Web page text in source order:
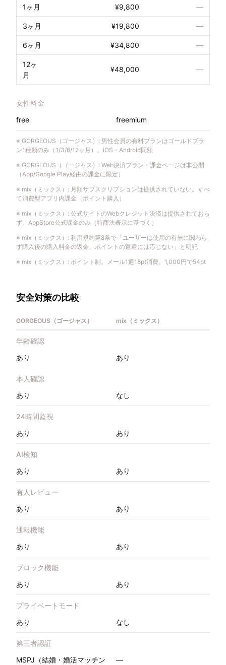
1ヶ月 ¥9,800 —
3ヶ月 ¥19,800 —
6ヶ月 ¥34,800 —
12ヶ
月
¥48,000 —
女性料金
free
freemium
※ GORGEOUS（ゴージャス） : 男性会員の有料プランはゴールドプラ
ン1種類のみ（1/3/6/12ヶ月）。iOS・Android同額
※ GORGEOUS（ゴージャス） : Web決済プラン・課金ページは非公開
（App/Google Play経由の課金に限定）
※ mix（ミックス） : 月額サブスクリプションは提供されていない。すべ
て消費型アプリ内課金（ポイント購入）
※ mix（ミックス） : 公式サイトのWebクレジット決済は提供されておら
ず、AppStore公式課金のみ（特商法表示に基づく）
※ mix（ミックス） : 利用規約第8条で「ユーザーは使用の有無に関わら
ず購入後の購入料金の返金、ポイントの返還には応じない」と明記
※ mix（ミックス） : ポイント制。メール1通18pt消費。1,000円で54pt
安全対策の比較
GORGEOUS（ゴージャス） mix（ミックス）
年齢確認
あり
あり
本人確認
あり
なし
24時間監視
あり
あり
AI検知
あり
あり
有人レビュー
あり
あり
通報機能
あり
あり
ブロック機能
あり
あり
プライベートモード
あり
なし
第三者認証
MSPJ（結婚・婚活マッチン
—